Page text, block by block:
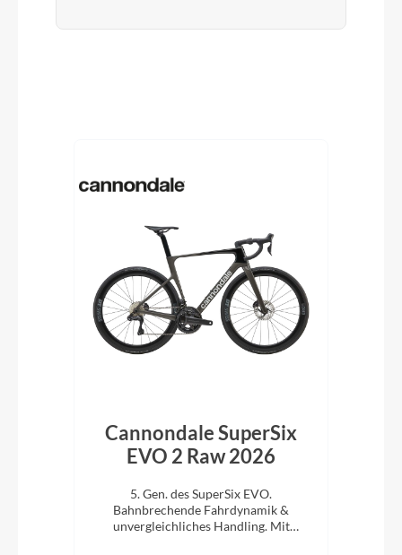
Cannondale SuperSix
EVO 2 Raw 2026
5. Gen. des SuperSix EVO.
Bahnbrechende Fahrdynamik &
unvergleichliches Handling. Mit